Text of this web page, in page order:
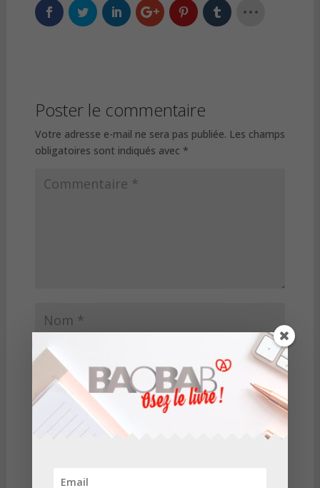
Poster le commentaire
Votre adresse e-mail ne sera pas publiée. Les champs
obligatoires sont indiqués avec *
de la
politique de confidentialité de Baobab